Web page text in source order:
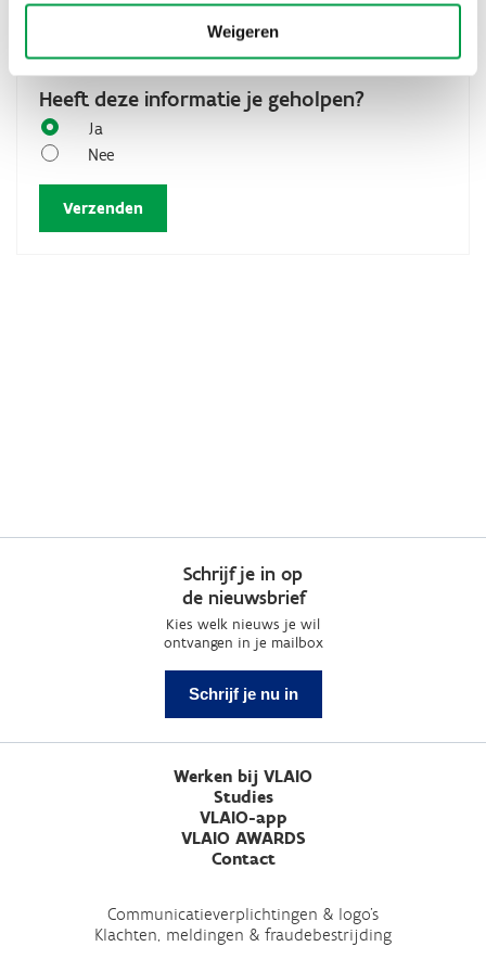
Weigeren
Terug naar de STEMhub homepagina
Heeft deze informatie je geholpen?
Ja
Nee
Schrijf je in op
de nieuwsbrief
Kies welk nieuws je wil
ontvangen in je mailbox
Schrijf je nu in
Werken bij VLAIO
Studies
VLAIO-app
VLAIO AWARDS
Contact
Communicatieverplichtingen & logo's
Klachten, meldingen & fraudebestrijding